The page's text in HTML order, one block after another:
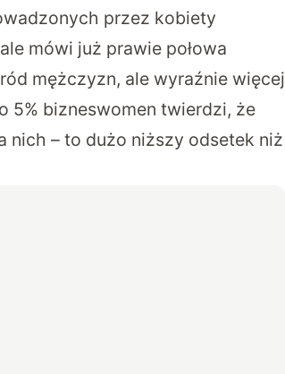
przez kobiety
mówi już prawie połowa
mężczyzn, ale wyraźnie więcej
5% bizneswomen twierdzi, że
nich – to dużo niższy odsetek niż